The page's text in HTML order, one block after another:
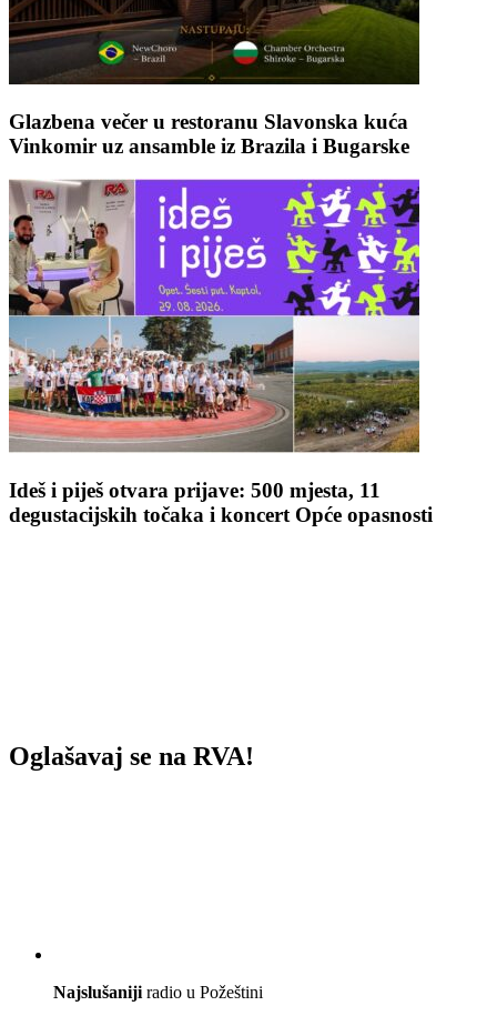
Glazbena večer u restoranu Slavonska kuća
Vinkomir uz ansamble iz Brazila i Bugarske
Ideš i piješ otvara prijave: 500 mjesta, 11
degustacijskih točaka i koncert Opće opasnosti
Oglašavaj se na RVA!
Najslušaniji radio u Požeštini